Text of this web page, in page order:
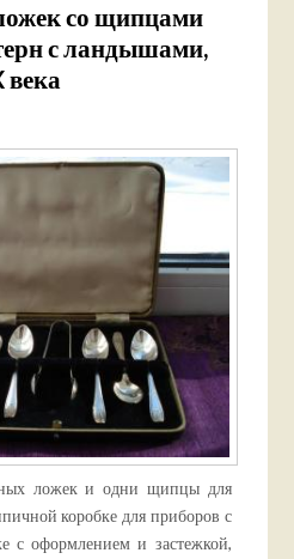
со щипцами
с ландышами,
века
ложек и одни щипцы для
коробке для приборов с
с оформлением и застежкой,